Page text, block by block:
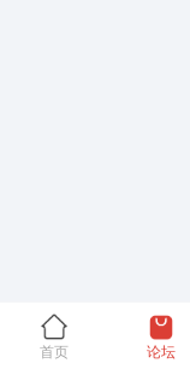
首页 论坛